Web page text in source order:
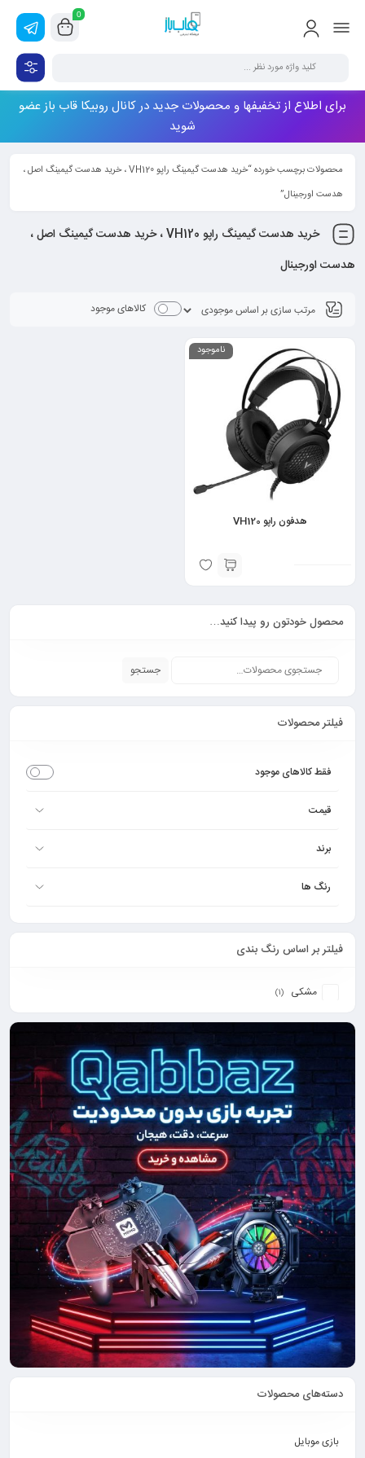
0
برای اطلاع از تخفیفها و محصولات جدید در کانال روبیکا قاب باز عضو
شوید
محصولات برچسب خورده “خرید هدست گیمینگ راپو VH120 ، خرید هدست گیمینگ اصل ،
هدست اورجینال”
خرید هدست گیمینگ راپو VH120 ، خرید هدست گیمینگ اصل ،
هدست اورجینال
کالاهای موجود
ناموجود
هدفون راپو VH120
محصول خودتون رو پیدا کنید…
جستجو
فیلتر محصولات
فقط کالاهای موجود
قیمت
برند
رنگ ها
فیلتر بر اساس رنگ بندی
مشکی (1)
دسته‌های محصولات
بازی موبایل